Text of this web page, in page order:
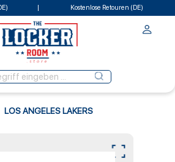
Kostenlose Retouren (DE)
LOS ANGELES LAKERS